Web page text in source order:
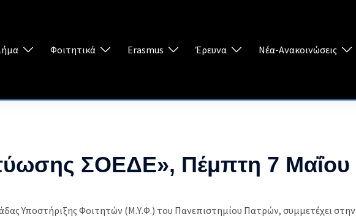
Φοιτητικά Erasmus Έρευνα Νέα-Ανακοινώσεις
ΣΟΕΔΕ», Πέμπτη 7 Μαΐου
Υποστήριξης Φοιτητών (Μ.Υ.Φ.) του Πανεπιστημίου Πατρών, συμμετέχει στην